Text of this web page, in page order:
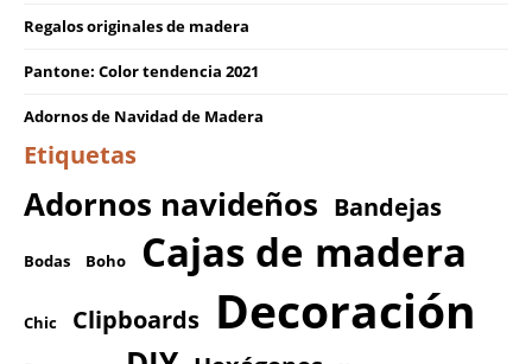
Regalos originales de madera
Pantone: Color tendencia 2021
Adornos de Navidad de Madera
Etiquetas
Adornos navideños Bandejas
Bodas Boho Cajas de madera
Chic Clipboards Decoración